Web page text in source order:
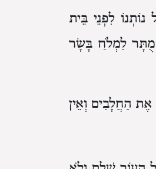
נוֹתְנוֹ לִפְנֵי בֵּית
לִמְלֹחַ בָּשָׂר
אֶת הַחֲלָבִים וְאֵין